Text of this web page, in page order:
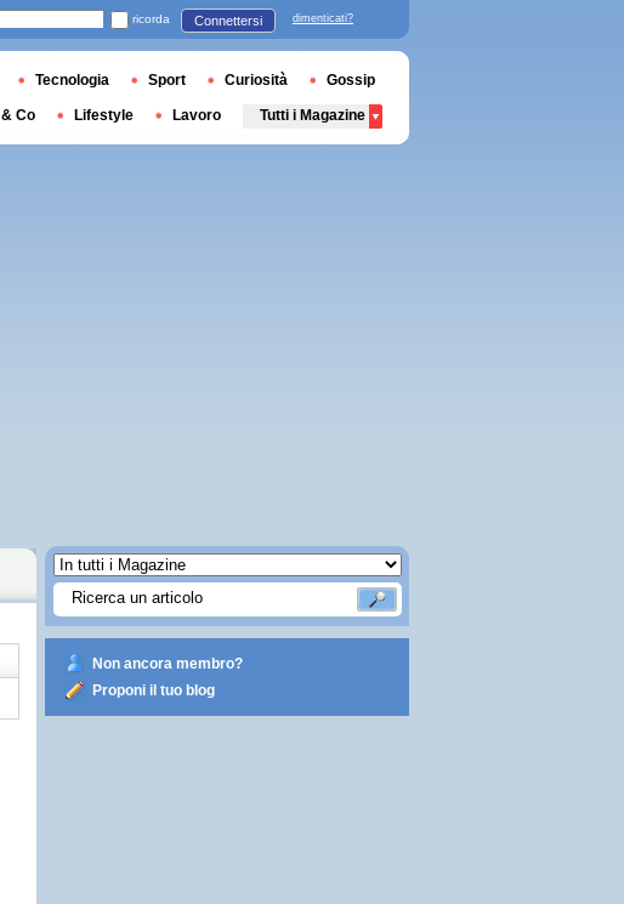
Non ancora membro?
Proponi il tuo blog
ricorda Connettersi dimenticati?
Tecnologia Sport Curiosità Gossip
Co Lifestyle Lavoro Tutti i Magazine